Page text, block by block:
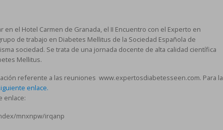
en el Hotel Carmen de Granada, el II Encuentro con el Experto en
de trabajo en Diabetes Mellitus de la Sociedad Española de
sociedad. Se trata de una jornada docente de alta calidad científica
Mellitus.
referente a las reuniones www.expertosdiabetesseen.com. Para la
enlace.
enlace:
mnxnpw/irqanp